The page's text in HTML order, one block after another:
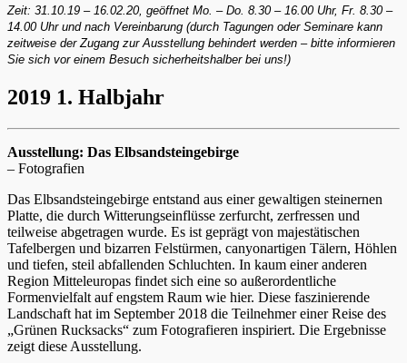
Zeit: 31.10.19 – 16.02.20, geöffnet Mo. – Do. 8.30 – 16.00 Uhr, Fr. 8.30 –
14.00 Uhr und nach Vereinbarung (durch Tagungen oder Seminare kann
zeitweise der Zugang zur Ausstellung behindert werden – bitte informieren
Sie sich vor einem Besuch sicherheitshalber bei uns!)
2019 1. Halbjahr
Ausstellung: Das Elbsandsteingebirge
– Fotografien
Das Elbsandsteingebirge entstand aus einer gewaltigen steinernen
Platte, die durch Witterungseinflüsse zerfurcht, zerfressen und
teilweise abgetragen wurde. Es ist geprägt von majestätischen
Tafelbergen und bizarren Felstürmen, canyonartigen Tälern, Höhlen
und tiefen, steil abfallenden Schluchten. In kaum einer anderen
Region Mitteleuropas findet sich eine so außerordentliche
Formenvielfalt auf engstem Raum wie hier. Diese faszinierende
Landschaft hat im September 2018 die Teilnehmer einer Reise des
„Grünen Rucksacks“ zum Fotografieren inspiriert. Die Ergebnisse
zeigt diese Ausstellung.